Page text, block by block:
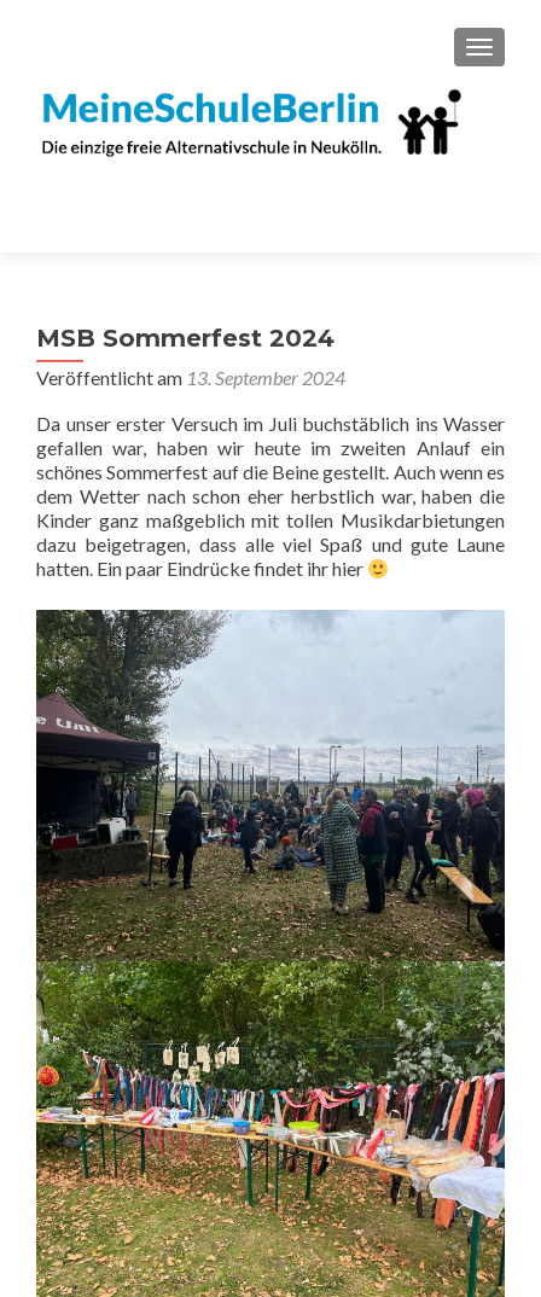
MSB Sommerfest 2024
Veröffentlicht am 13. September 2024
Da unser erster Versuch im Juli buchstäblich ins Wasser
gefallen war, haben wir heute im zweiten Anlauf ein
schönes Sommerfest auf die Beine gestellt. Auch wenn es
dem Wetter nach schon eher herbstlich war, haben die
Kinder ganz maßgeblich mit tollen Musikdarbietungen
dazu beigetragen, dass alle viel Spaß und gute Laune
hatten. Ein paar Eindrücke findet ihr hier